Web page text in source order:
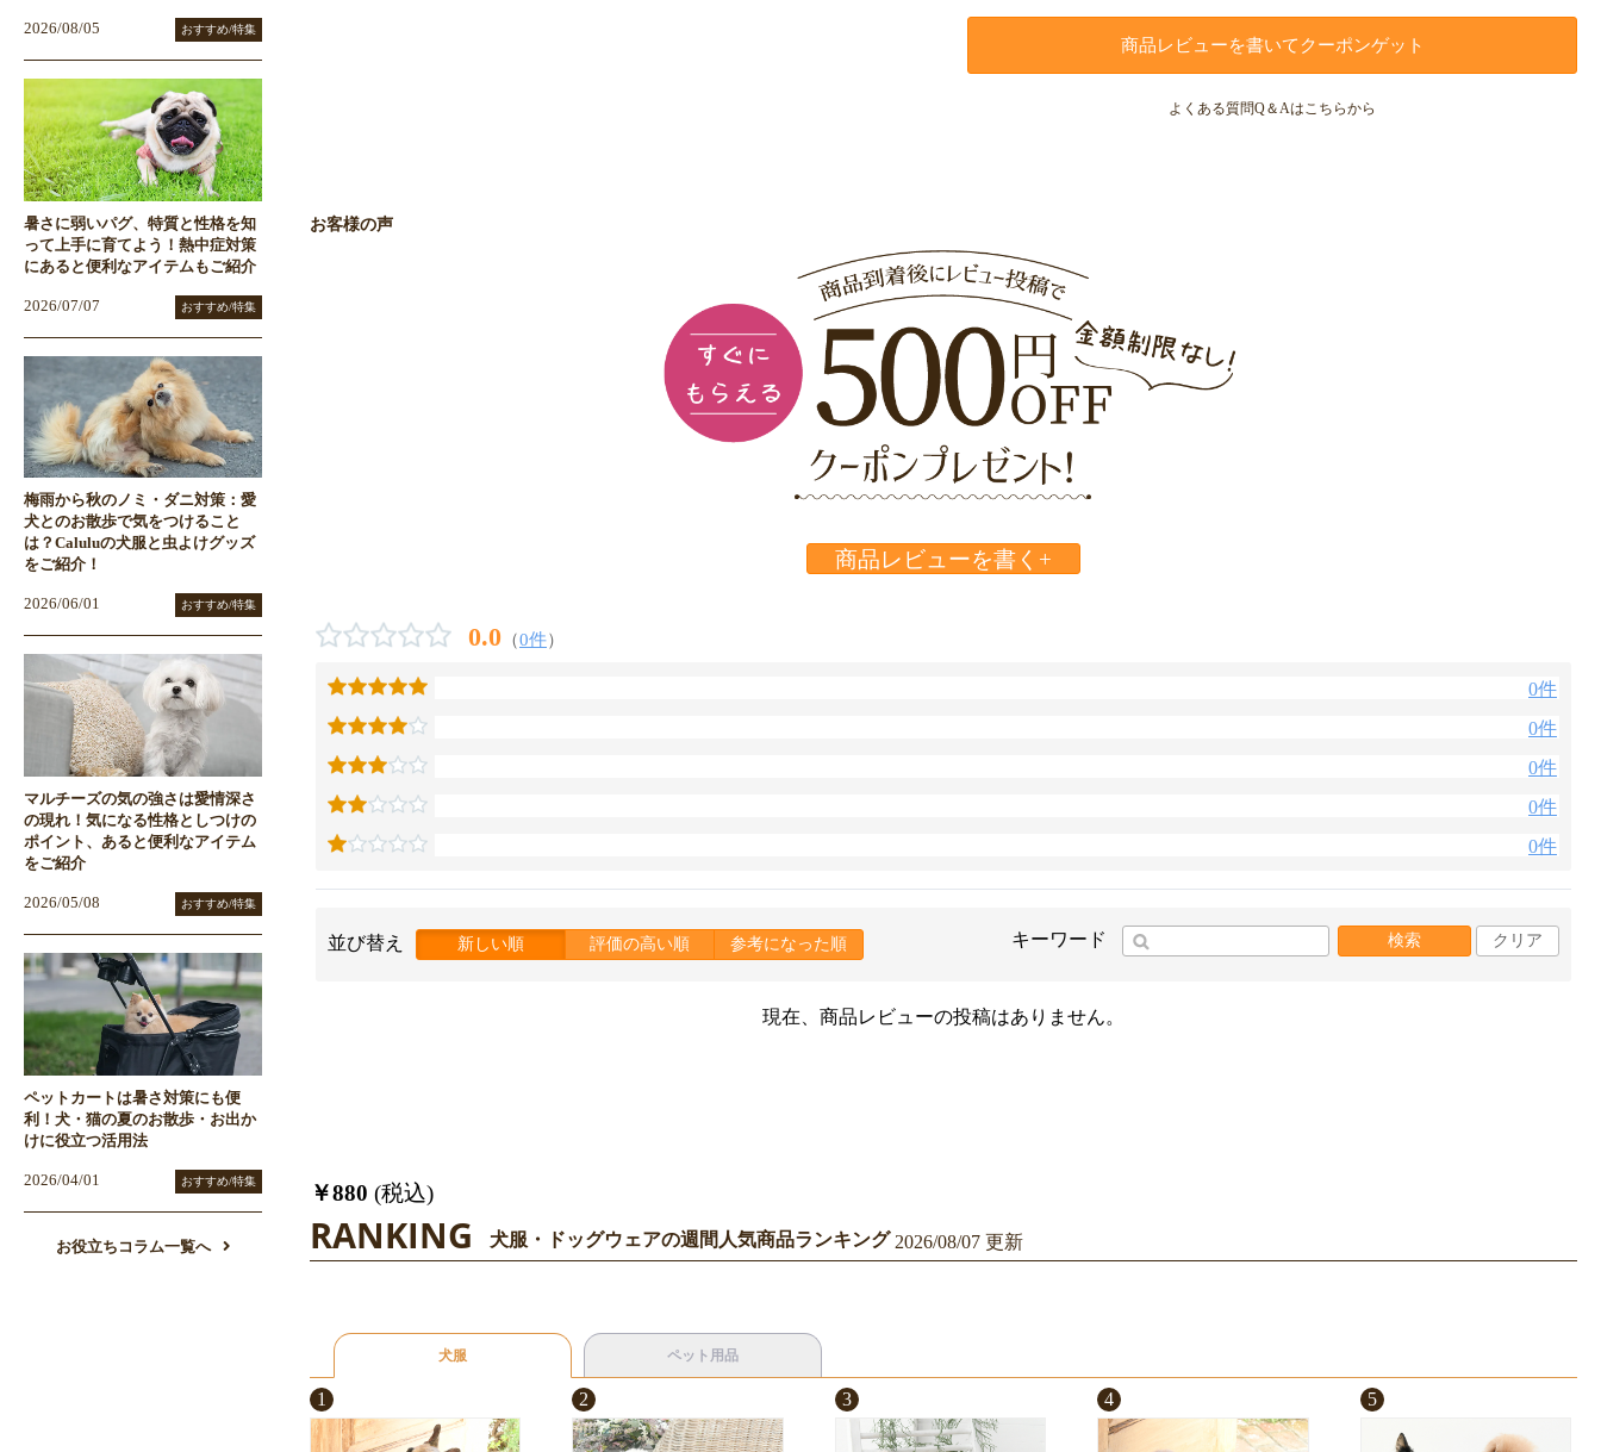
商品レビューを書いてクーポンゲット
よくある質問Q＆Aはこちらから
お客様の声
商品レビューを書く+
0.0 （0件）
0件
0件
0件
0件
0件
並び替え 新しい順 評価の高い順 参考になった順 キーワード 検索 クリア
現在、商品レビューの投稿はありません。
￥880 (税込)
RANKING 犬服・ドッグウェアの週間人気商品ランキング 2026/08/07 更新
犬服 ペット用品
1 2 3 4 5
2026/08/05 おすすめ/特集
暑さに弱いパグ、特質と性格を知
って上手に育てよう！熱中症対策
にあると便利なアイテムもご紹介
2026/07/07 おすすめ/特集
梅雨から秋のノミ・ダニ対策：愛
犬とのお散歩で気をつけること
は？Caluluの犬服と虫よけグッズ
をご紹介！
2026/06/01 おすすめ/特集
マルチーズの気の強さは愛情深さ
の現れ！気になる性格としつけの
ポイント、あると便利なアイテム
をご紹介
2026/05/08 おすすめ/特集
ペットカートは暑さ対策にも便
利！犬・猫の夏のお散歩・お出か
けに役立つ活用法
2026/04/01 おすすめ/特集
お役立ちコラム一覧へ